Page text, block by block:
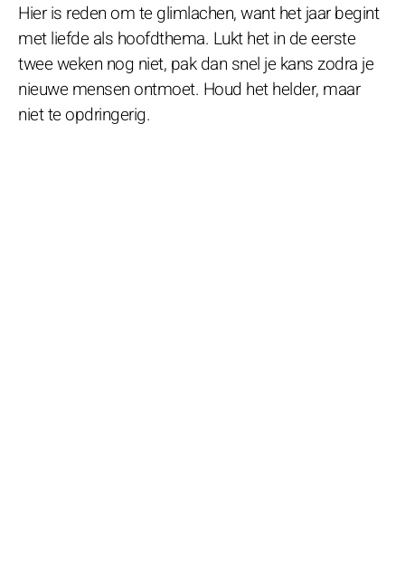
Hier is reden om te glimlachen, want het jaar begint
met liefde als hoofdthema. Lukt het in de eerste
twee weken nog niet, pak dan snel je kans zodra je
nieuwe mensen ontmoet. Houd het helder, maar
niet te opdringerig.